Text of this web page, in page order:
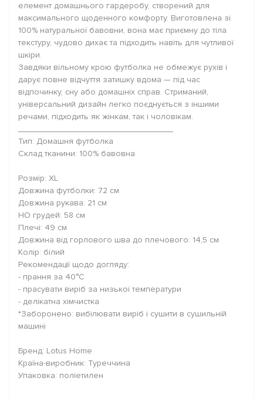
елемент домашнього гардеробу, створений для
максимального щоденного комфорту. Виготовлена зі
100% натуральної бавовни, вона має приємну до тіла
текстуру, чудово дихає та підходить навіть для чутливої
шкіри.
Завдяки вільному крою футболка не обмежує рухів і
дарує повне відчуття затишку вдома — під час
відпочинку, сну або домашніх справ. Стриманий,
універсальний дизайн легко поєднується з іншими
речами, підходить як жінкам, так і чоловікам.
Тип: Домашня футболка
Склад тканини: 100% бавовна
Розмір: XL
Довжина футболки: 72 см
Довжина рукава: 21 см
НО грудей: 58 см
Плечі: 49 см
Довжина від горлового шва до плечового: 14,5 см
Колір: білий
Рекомендації щодо догляду:
- прання за 40°C
- прасувати виріб за низької температури
- делікатна хімчистка
*Заборонено: вибілювати виріб і сушити в сушильній
машині
Бренд: Lotus Home
Країна-виробник: Туреччина
Упаковка: поліетилен